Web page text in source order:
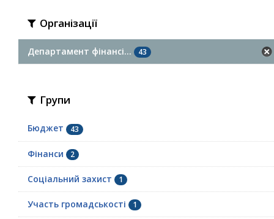
Організації
Департамент фінансі... 43
Групи
Бюджет 43
Фінанси 2
Соціальний захист 1
Участь громадськості 1